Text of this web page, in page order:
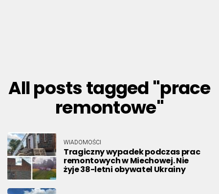
All posts tagged "prace
remontowe"
WIADOMOŚCI
Tragiczny wypadek podczas prac
remontowych w Miechowej. Nie
żyje 38-letni obywatel Ukrainy